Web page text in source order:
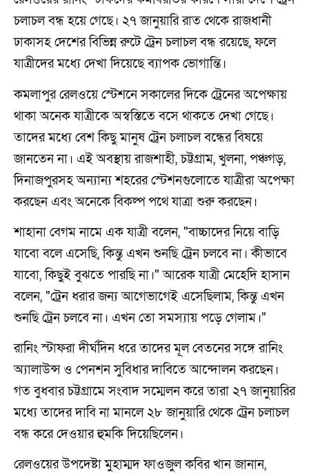
চলাচল বন্ধ হয়ে গেছে। ২৭ জানুয়ারি রাত থেকে রাজধানী
ঢাকাসহ দেশের বিভিন্ন রুটে ট্রেন চলাচল বন্ধ রয়েছে, ফলে
যাত্রীদের মধ্যে দেখা দিয়েছে ব্যাপক ভোগান্তি।
কমলাপুর রেলওয়ে স্টেশনে সকালের দিকে ট্রেনের অপেক্ষায়
থাকা অনেক যাত্রীকে অস্বস্তিতে বসে থাকতে দেখা গেছে।
তাদের মধ্যে বেশ কিছু মানুষ ট্রেন চলাচল বন্ধের বিষয়ে
জানতেন না। এই অবস্থায় রাজশাহী, চট্টগ্রাম, খুলনা, পঞ্চগড়,
দিনাজপুরসহ অন্যান্য শহরের স্টেশনগুলোতে যাত্রীরা অপেক্ষা
করছেন এবং অনেকে বিকল্প পথে যাত্রা শুরু করছেন।
শাহানা বেগম নামে এক যাত্রী বলেন, "বাচ্চাদের নিয়ে বাড়ি
যাবো বলে এসেছি, কিন্তু এখন শুনছি ট্রেন চলবে না। কীভাবে
যাবো, কিছুই বুঝতে পারছি না।" আরেক যাত্রী মেহেদি হাসান
বলেন, "ট্রেন ধরার জন্য আগেভাগেই এসেছিলাম, কিন্তু এখন
শুনছি ট্রেন চলবে না। এখন তো সমস্যায় পড়ে গেলাম।"
রানিং স্টাফরা দীর্ঘদিন ধরে তাদের মূল বেতনের সঙ্গে রানিং
অ্যালাউন্স ও পেনশন সুবিধার দাবিতে আন্দোলন করছেন।
গত বুধবার চট্টগ্রামে সংবাদ সম্মেলন করে তারা ২৭ জানুয়ারির
মধ্যে তাদের দাবি না মানলে ২৮ জানুয়ারি থেকে ট্রেন চলাচল
বন্ধ করে দেওয়ার হুমকি দিয়েছিলেন।
রেলওয়ের উপদেষ্টা মুহাম্মদ ফাওজুল কবির খান জানান,